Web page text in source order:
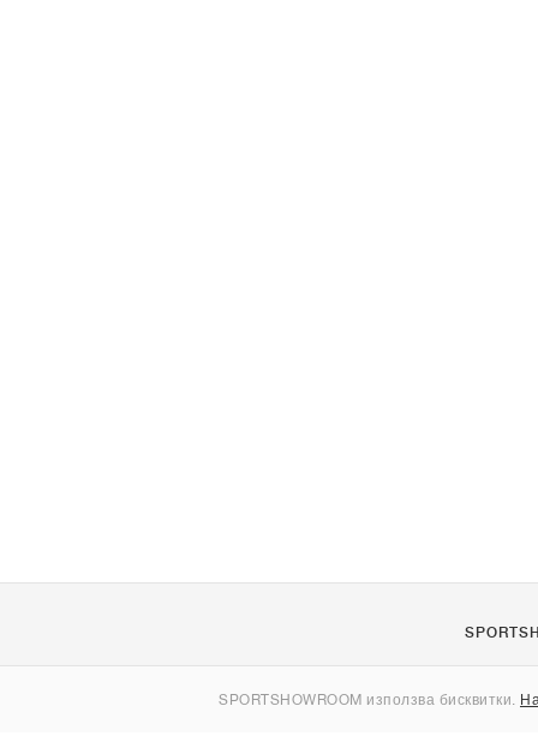
SPORTSHOWROOM използва бисквитки.
Контакти